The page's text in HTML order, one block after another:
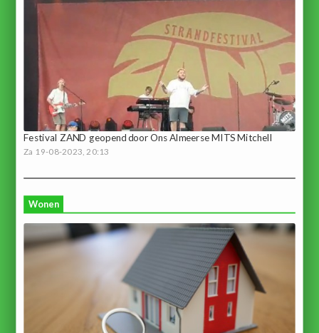
Festival ZAND geopend door Ons Almeerse MITS Mitchell
Za 19-08-2023, 20:13
Wonen